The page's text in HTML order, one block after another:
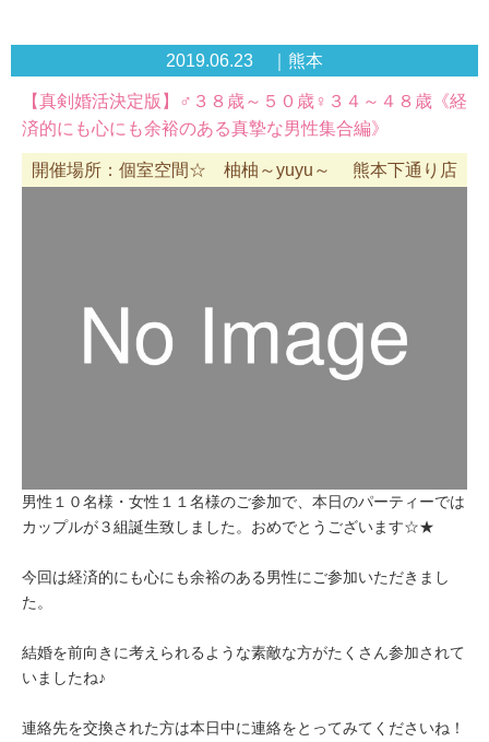
2019.06.23 ｜熊本
【真剣婚活決定版】♂３８歳～５０歳♀３４～４８歳《経
済的にも心にも余裕のある真摯な男性集合編》
開催場所：個室空間☆ 柚柚～yuyu～ 熊本下通り店
男性１０名様・女性１１名様のご参加で、本日のパーティーでは
カップルが３組誕生致しました。おめでとうございます☆★
今回は経済的にも心にも余裕のある男性にご参加いただきまし
た。
結婚を前向きに考えられるような素敵な方がたくさん参加されて
いましたね♪
連絡先を交換された方は本日中に連絡をとってみてくださいね！